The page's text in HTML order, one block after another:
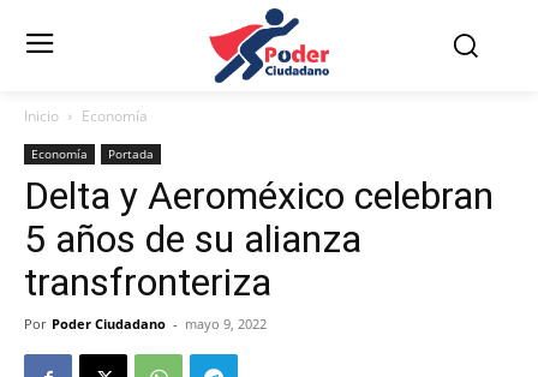
Inicio Economía
Economía Portada
Delta y Aeroméxico celebran
5 años de su alianza
transfronteriza
Por Poder Ciudadano - mayo 9, 2022